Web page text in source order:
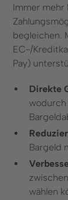
Immer mehr
begleichen.
EC-/
Pay)
Direkte
Bargeld
wählen